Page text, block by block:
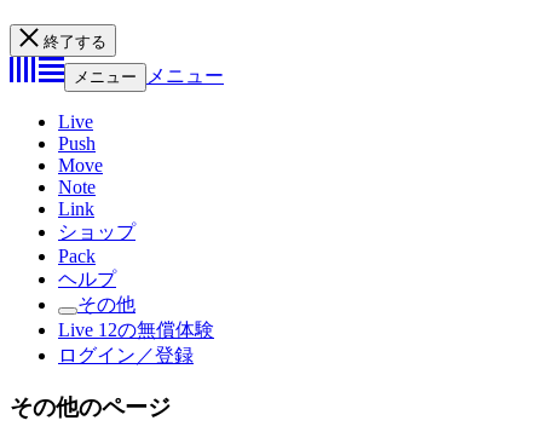
終了する
メニュー
メニュー
Live
Push
Move
Note
Link
ショップ
Pack
ヘルプ
その他
Live 12の無償体験
ログイン／登録
その他のページ